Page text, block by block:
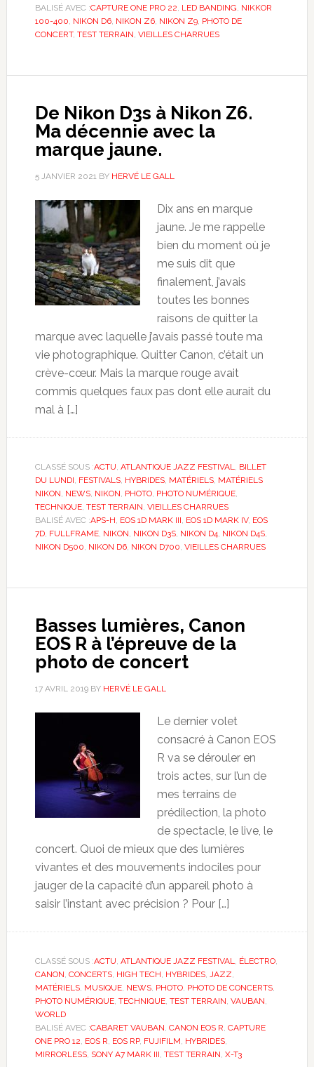
BALISÉ AVEC :CAPTURE ONE PRO 22 LED BANDING NIKKOR
100-400 NIKON D6, NIKON Z6, NIKON Z9, PHOTO DE
CONCERT, TEST TERRAIN VIEILLES CHARRUES
De Nikon D3s à Nikon Z6.
Ma décennie avec la
marque jaune.
5 JANVIER 2021 BY HERVÉ LE GALL
Dix ans en marque
jaune. Je me rappelle
bien du moment où je
me suis dit que
finalement, j’avais
toutes les bonnes
raisons de quitter la
marque avec laquelle j’avais passé toute ma
vie photographique. Quitter Canon, c’était un
crève-cœur. Mais la marque rouge avait
commis quelques faux pas dont elle aurait du
mal à […]
CLASSÉ SOUS :ACTU ATLANTIQUE JAZZ FESTIVAL
BILLET
DU LUNDI FESTIVALS, HYBRIDES, MATÉRIELS, MATÉRIELS
NIKON NEWS, NIKON PHOTO, PHOTO NUMÉRIQUE,
TECHNIQUE, TEST TERRAIN VIEILLES CHARRUES
BALISÉ AVEC :APS-H EOS 1D MARK III EOS 1D MARK IV, EOS
7D, FULLFRAME, NIKON NIKON D3S, NIKON D4 NIKON D4S,
NIKON D500 NIKON D6, NIKON D700 VIEILLES CHARRUES
Basses lumières, Canon
EOS R à l’épreuve de la
photo de concert
17 AVRIL 2019BY HERVÉ LE GALL
Le dernier volet
consacré à Canon EOS
R va se dérouler en
trois actes, sur l’un de
mes terrains de
prédilection, la photo
de spectacle, le live, le
concert. Quoi de mieux que des lumières
vivantes et des mouvements indociles pour
jauger de la capacité d’un appareil photo à
saisir l’instant avec précision ? Pour […]
CLASSÉ SOUS :ACTU ATLANTIQUE JAZZ FESTIVAL ÉLECTRO,
CANON CONCERTS, HIGH TECH HYBRIDES, JAZZ
MATÉRIELS, MUSIQUE, NEWS, PHOTO, PHOTO DE CONCERTS,
PHOTO NUMÉRIQUE, TECHNIQUE, TEST TERRAIN VAUBAN
WORLD
BALISÉ AVEC :CABARET VAUBAN CANON EOS R CAPTURE
ONE PRO 12 EOS R EOS RP, FUJIFILM HYBRIDES,
MIRRORLESS, SONY A7 MARK III TEST TERRAIN X-T3